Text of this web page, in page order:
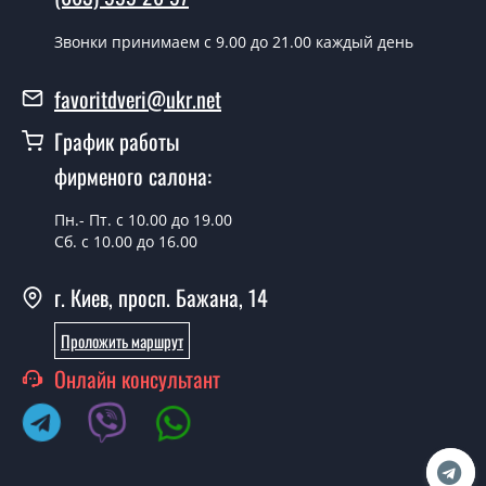
замерщика?
Да можно.
У вас есть в наличии готовые
металлические двери?
Да, мы имеем большой ассортимент готовых
металлических дверей.
металлических дверей?
От 5200 грн.
Нужны металлические двери эконом
класса, что посоветуете?
Каждый наш совет индивидуальный, в том числе и по
Звонки принимаем c 9.00 до 21.00 каждый день
favoritdveri@ukr.net
График работы
фирменого салона:
Пн.- Пт. с 10.00 до 19.00
Сб. с 10.00 до 16.00
г. Киев, просп. Бажана, 14
Проложить маршрут
Онлайн консультант